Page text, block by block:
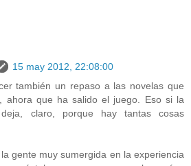
15 may 2012, 22:08:00
también un repaso a las novelas que
ahora que ha salido el juego. Eso si la
claro, porque hay tantas cosas
gente muy sumergida en la experiencia